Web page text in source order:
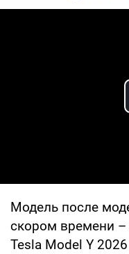
Модель после
скором времени –
Tesla Model Y